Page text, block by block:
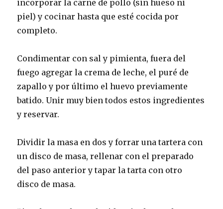
incorporar la carne de pollo (sin hueso ni
piel) y cocinar hasta que esté cocida por
completo.
Condimentar con sal y pimienta, fuera del
fuego agregar la crema de leche, el puré de
zapallo y por último el huevo previamente
batido. Unir muy bien todos estos ingredientes
y reservar.
Dividir la masa en dos y forrar una tartera con
un disco de masa, rellenar con el preparado
del paso anterior y tapar la tarta con otro
disco de masa.